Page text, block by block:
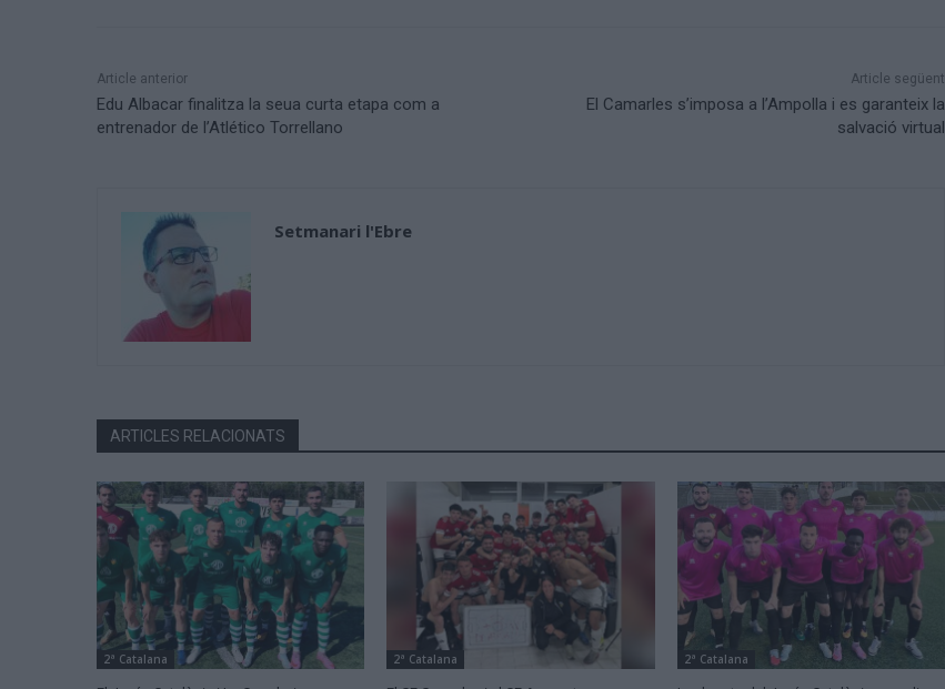
Article anterior
Edu Albacar finalitza la seua curta etapa com a
entrenador de l’Atlético Torrellano
Article següent
El Camarles s’imposa a l’Ampolla i es garanteix la
salvació virtual
Setmanari l'Ebre
ARTICLES RELACIONATS
2ª Catalana 2ª Catalana 2ª Catalana